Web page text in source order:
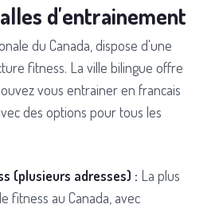
d'entrainement
du Canada, dispose d'une
fitness. La ville bilingue offre
vous entrainer en francais
des options pour tous les
(plusieurs adresses) : La plus
fitness au Canada, avec